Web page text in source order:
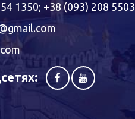
1350; +38 (093) 208 5503